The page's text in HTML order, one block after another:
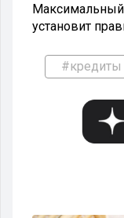
Максимальный
установит
#кредиты